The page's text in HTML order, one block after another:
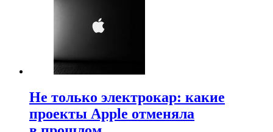
Не только электрокар: какие
проекты Apple отменяла